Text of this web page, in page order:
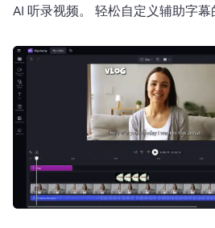
AI 听录视频。 轻松自定义辅助字幕